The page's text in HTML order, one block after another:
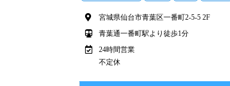
宮城県仙台市青葉区一番町2-5-5 2F
青葉通一番町駅より徒歩1分
24時間営業
不定休